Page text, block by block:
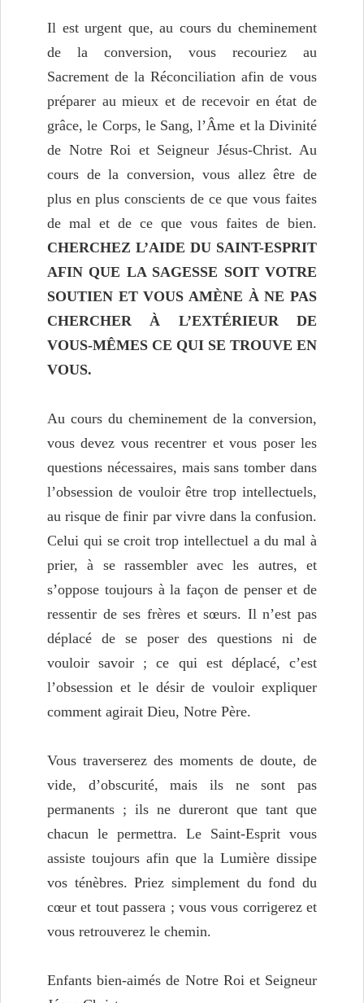
Il est urgent que, au cours du cheminement
de la conversion, vous recouriez au
Sacrement de la Réconciliation afin de vous
préparer au mieux et de recevoir en état de
grâce, le Corps, le Sang, l’Âme et la Divinité
de Notre Roi et Seigneur Jésus-Christ. Au
cours de la conversion, vous allez être de
plus en plus conscients de ce que vous faites
de mal et de ce que vous faites de bien.
CHERCHEZ L’AIDE DU SAINT-ESPRIT
AFIN QUE LA SAGESSE SOIT VOTRE
SOUTIEN ET VOUS AMÈNE À NE PAS
CHERCHER À L’EXTÉRIEUR DE
VOUS-MÊMES CE QUI SE TROUVE EN
VOUS.
Au cours du cheminement de la conversion,
vous devez vous recentrer et vous poser les
questions nécessaires, mais sans tomber dans
l’obsession de vouloir être trop intellectuels,
au risque de finir par vivre dans la confusion.
Celui qui se croit trop intellectuel a du mal à
prier, à se rassembler avec les autres, et
s’oppose toujours à la façon de penser et de
ressentir de ses frères et sœurs. Il n’est pas
déplacé de se poser des questions ni de
vouloir savoir ; ce qui est déplacé, c’est
l’obsession et le désir de vouloir expliquer
comment agirait Dieu, Notre Père.
Vous traverserez des moments de doute, de
vide, d’obscurité, mais ils ne sont pas
permanents ; ils ne dureront que tant que
chacun le permettra. Le Saint-Esprit vous
assiste toujours afin que la Lumière dissipe
vos ténèbres. Priez simplement du fond du
cœur et tout passera ; vous vous corrigerez et
vous retrouverez le chemin.
Enfants bien-aimés de Notre Roi et Seigneur